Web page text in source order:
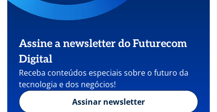
Assine a newsletter do Futurecom
Digital
Receba conteúdos especiais sobre o futuro da
tecnologia e dos negócios!
Assinar newsletter